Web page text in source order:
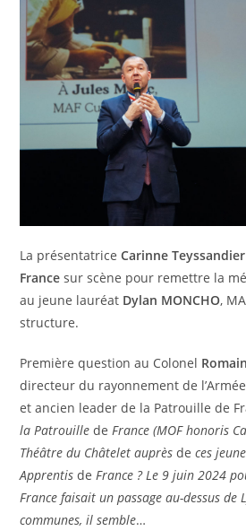
La présentatriceCarinne Teyssandier
France sur scène pour remettre la
au jeune lauréat Dylan MONCHO,
structure.
Première question au Colonel
directeur du rayonnement de l’Armée
et ancien leader de la Patrouille de
la PatrouilledeFrance (MOF honoris
Théâtre du Châtelet auprèsdeces
ApprentisdeFrance ?Le 9 juin 2024
France faisait un passage au-dessus de
communes, il semble…